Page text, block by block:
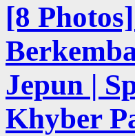
[8
Jepun |
Khyber